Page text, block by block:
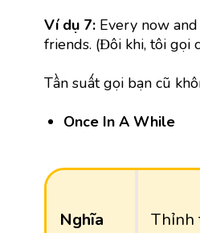
Ví dụ 7: Every now
friends. (Đôi khi, tôi gọi
Tần suất gọi bạn cũ
Once In A While
Nghĩa Thỉnh